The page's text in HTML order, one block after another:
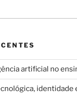
artificial no
identidade